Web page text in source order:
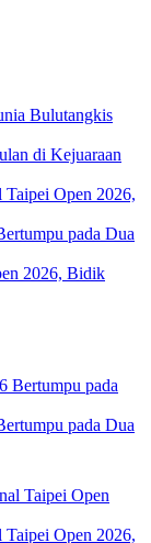
Bulutangkis
di Kejuaraan
Open 2026,
pada Dua
2026, Bidik
pada Dua
Open 2026,